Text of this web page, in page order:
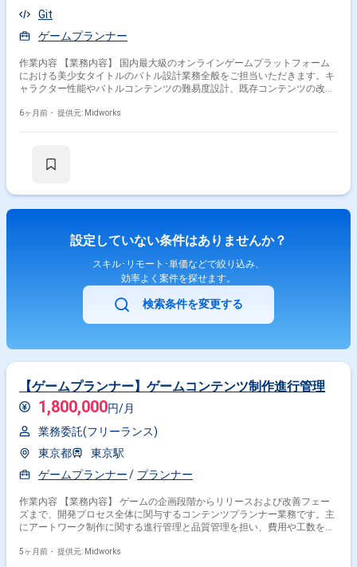
Git
ゲームプランナー
作業内容 【業務内容】 国内最大級のオンラインゲームプラットフォーム
における美少女タイトルのバトル設計業務全般をご担当いただきます。キ
ャラクター性能やバトルコンテンツの難易度設計、既存コンテンツの改
す。アダルトコンテンツに一部触れる業務があります。 【作業内容】 ・
（理由によってはリモート勤務が一部認められる可能性あり）
6ヶ月前・ 提供元: Midworks
設定していない条件はありませんか？
スキル･リモート･単価などで絞り込み、
効率よく案件を探せます。
検索条件を変更する
【ゲームプランナー】ゲームコンテンツ制作進行管理
1,800,000円/月
業務委託(フリーランス)
東京都
東京駅
ゲームプランナー
プランナー
作業内容 【業務内容】 ゲームの企画段階からリリースおよび改善フェー
ズまで、開発プロセス全体に関与するコンテンツプランナー業務です。主
にアートワーク制作に関する進行管理と品質管理を担い、費用や工数を含
のタスク管理を通じて、円滑なコミュニケーションを図りながら制作を推
5ヶ月前・ 提供元: Midworks